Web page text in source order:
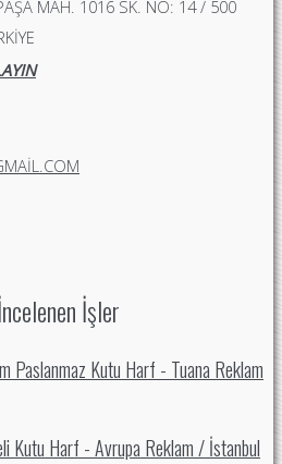
MAH. 1016 SK. NO: 14 / 500
İşler
Paslanmaz Kutu Harf - Tuana Reklam
Kutu Harf - Avrupa Reklam / İstanbul